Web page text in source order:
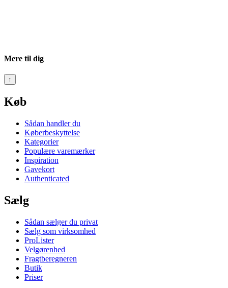
Mere til dig
↑
Køb
Sådan handler du
Køberbeskyttelse
Kategorier
Populære varemærker
Inspiration
Gavekort
Authenticated
Sælg
Sådan sælger du privat
Sælg som virksomhed
ProLister
Velgørenhed
Fragtberegneren
Butik
Priser